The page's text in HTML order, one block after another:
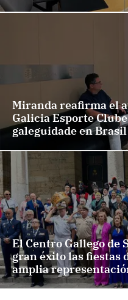
Miranda reafirma el
Galicia Esporte
galeguidade en Brasil
El Centro Gallego de
gran éxito las fiestas
amplia